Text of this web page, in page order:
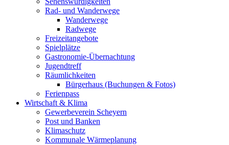
Rad- und Wanderwege
Wanderwege
Radwege
Freizeitangebote
Spielplätze
Gastronomie-Übernachtung
Jugendtreff
Räumlichkeiten
Bürgerhaus (Buchungen & Fotos)
Ferienpass
Wirtschaft & Klima
Gewerbeverein Scheyern
Post und Banken
Klimaschutz
Kommunale Wärmeplanung